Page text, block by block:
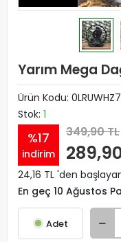
Yarım Mega
Ürün Kodu:
Stok: 1
%17
indirim
349,90 TL
24,16 TL 'den
En geç 10 Ağustos
Adet